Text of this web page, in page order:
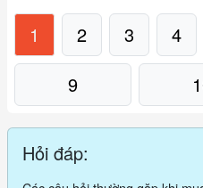
1 2 3 4
9
Hỏi đáp: